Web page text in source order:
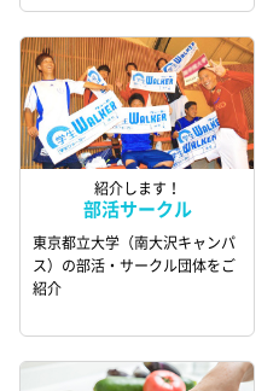
紹介します！
部活サークル
東京都立大学（南大沢キャンパ
ス）の部活・サークル団体をご
紹介